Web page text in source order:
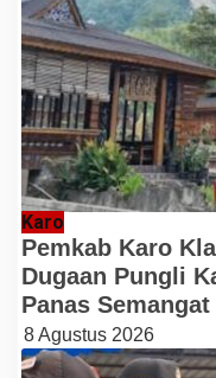
Karo
Pemkab Karo
Dugaan Pungli
Panas
8 Agustus 2026